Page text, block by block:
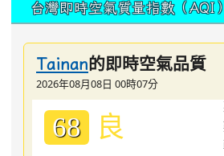
台灣即時空氣質量指數（AQI）
Tainan的即時空氣品質
2026年08月08日 00時07分
68 良